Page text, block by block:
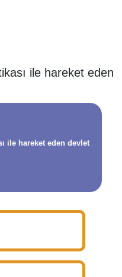
ile hareket eden
ile hareket eden devlet